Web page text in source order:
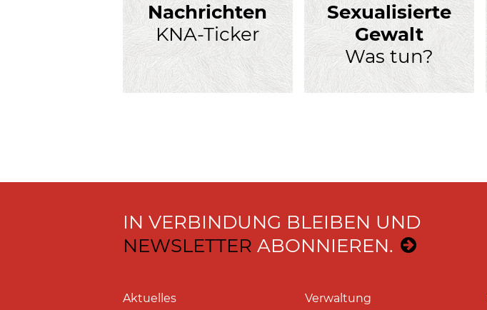
Nachrichten
KNA-Ticker
Sexualisierte
Gewalt
Was tun?
IN VERBINDUNG BLEIBEN UND
NEWSLETTER ABONNIEREN.
Aktuelles Verwaltung